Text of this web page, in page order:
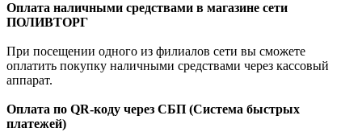
Оплата наличными средствами в магазине сети
ПОЛИВТОРГ
При посещении одного из филиалов сети вы сможете
оплатить покупку наличными средствами через кассовый
аппарат.
Оплата по QR-коду через СБП (Система быстрых
платежей)